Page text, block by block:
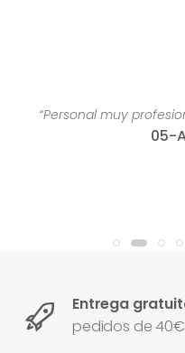
“Personal muy
05-
Entrega
pedidos de